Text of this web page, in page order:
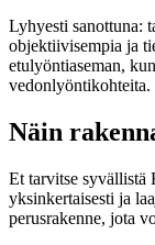
Lyhyesti sanottuna:
objektiivisempia ja
etulyöntiaseman,
vedonlyöntikohteita.
Näin
Et tarvitse syvällistä
yksinkertaisesti ja
perusrakenne, jota